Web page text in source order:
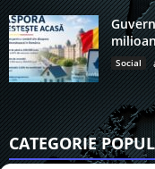
Social
CATEGORIE